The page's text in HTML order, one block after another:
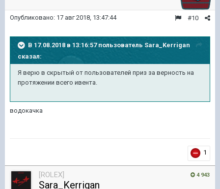
#10
Опубликовано: 17 авг 2018, 13:47:44
В 17.08.2018 в 13:16:57 пользователь Sara_Kerrigan
сказал:
Я верю в скрытый от пользователей приз за верность на
протяжении всего ивента.
водокачка
1
4 943
[ROLEX]
Sara_Kerrigan